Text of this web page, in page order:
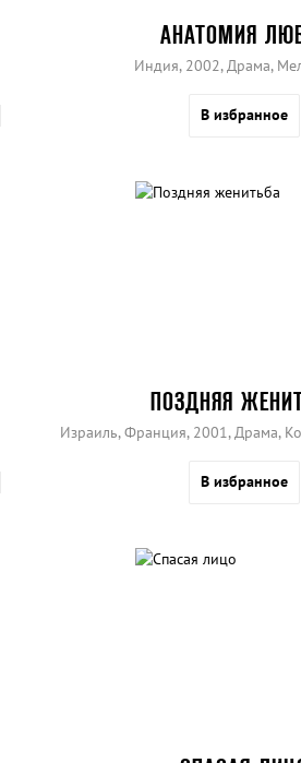
АНАТОМИЯ
Индия, 2002, Драма,
В избранное
ПОЗДНЯЯ
Израиль, Франция, 2001, Драма,
В избранное